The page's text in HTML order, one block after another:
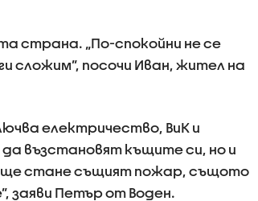
страна. „По-спокойни не се
сложим”, посочи Иван, жител на
електричество, ВиК и
възстановят къщите си, но и
ще стане същият пожар, същото
заяви Петър от Воден.